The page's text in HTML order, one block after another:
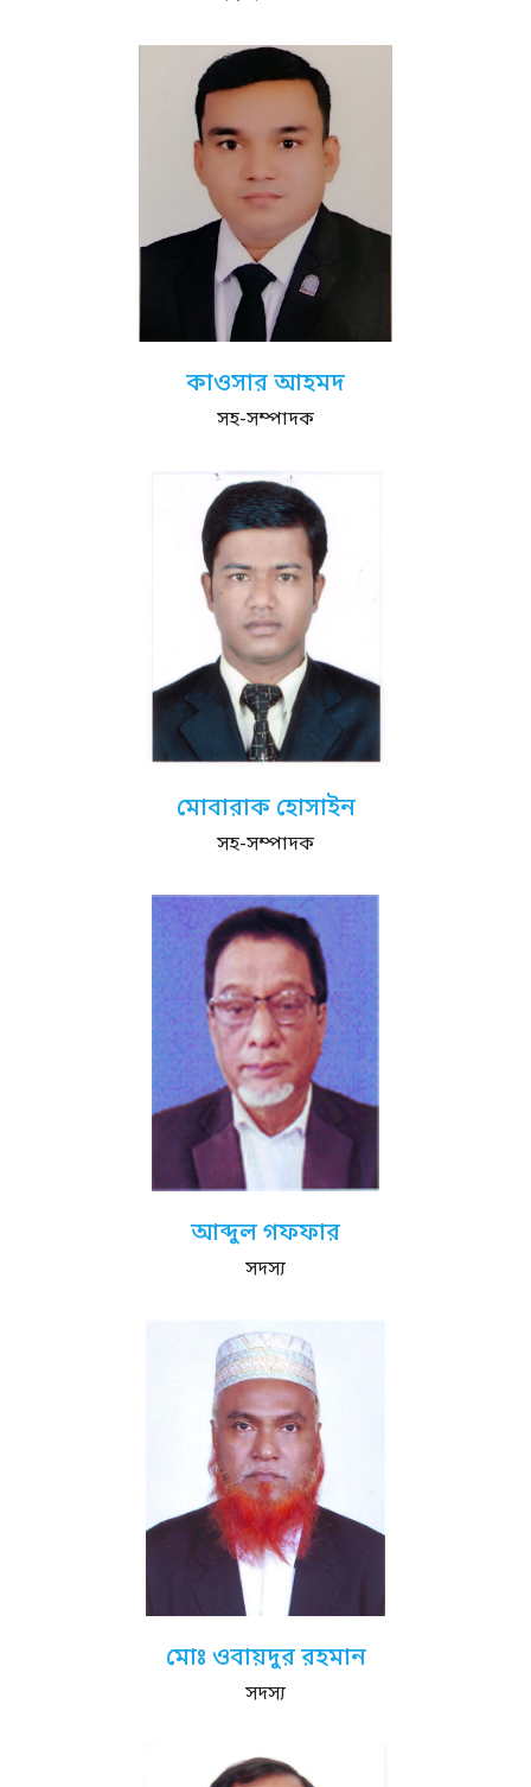
কাওসার আহমদ
সহ-সম্পাদক
মোবারাক হোসাইন
সহ-সম্পাদক
আব্দুল গফফার
সদস্য
মোঃ ওবায়দুর রহমান
সদস্য